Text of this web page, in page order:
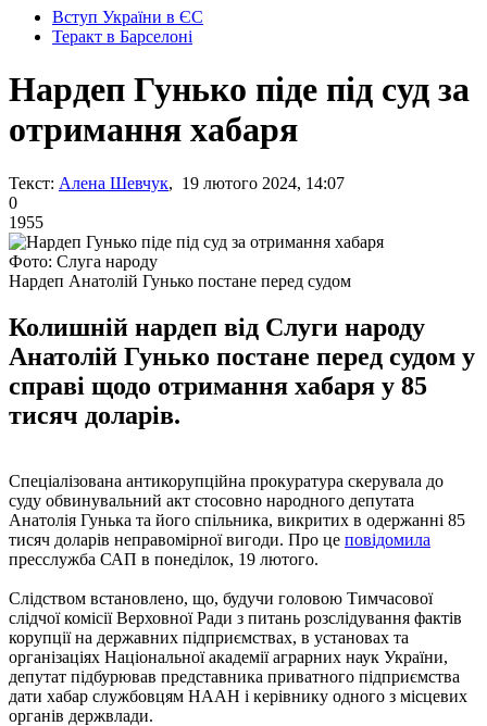
Вступ України в ЄС
Теракт в Барселоні
Нардеп Гунько піде під суд за
отримання хабаря
Текст: Алена Шевчук, 19 лютого 2024, 14:07
0
1955
Фото: Слуга народу
Нардеп Анатолій Гунько постане перед судом
Колишній нардеп від Слуги народу
Анатолій Гунько постане перед судом у
справі щодо отримання хабаря у 85
тисяч доларів.
Спеціалізована антикорупційна прокуратура скерувала до
суду обвинувальний акт стосовно народного депутата
Анатолія Гунька та його спільника, викритих в одержанні 85
тисяч доларів неправомірної вигоди. Про це повідомила
пресслужба САП в понеділок, 19 лютого.
Слідством встановлено, що, будучи головою Тимчасової
слідчої комісії Верховної Ради з питань розслідування фактів
корупції на державних підприємствах, в установах та
організаціях Національної академії аграрних наук України,
депутат підбурював представника приватного підприємства
дати хабар службовцям НААН і керівнику одного з місцевих
органів держвлади.